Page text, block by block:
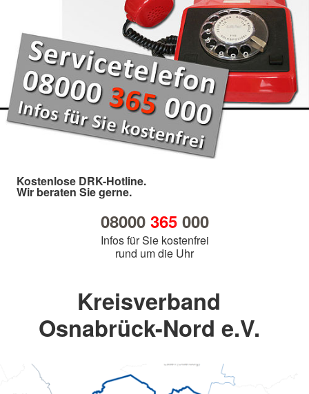
Kostenlose DRK-Hotline.
Wir beraten Sie gerne.
08000 365000
Infos für Sie kostenfrei
rund um die Uhr
Kreisverband
Osnabrück-Nord e.V.